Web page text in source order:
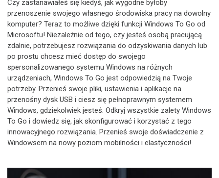
Czy zastanawiałeś się kiedyś, jak wygodne byłoby
przenoszenie swojego własnego środowiska pracy na dowolny
komputer? Teraz to możliwe dzięki funkcji Windows To Go od
Microsoftu! Niezależnie od tego, czy jesteś osobą pracującą
zdalnie, potrzebujesz rozwiązania do odzyskiwania danych lub
po prostu chcesz mieć dostęp do swojego
spersonalizowanego systemu Windows na różnych
urządzeniach, Windows To Go jest odpowiedzią na Twoje
potrzeby. Przenieś swoje pliki, ustawienia i aplikacje na
przenośny dysk USB i ciesz się pełnoprawnym systemem
Windows, gdziekolwiek jesteś. Odkryj wszystkie zalety Windows
To Go i dowiedz się, jak skonfigurować i korzystać z tego
innowacyjnego rozwiązania. Przenieś swoje doświadczenie z
Windowsem na nowy poziom mobilności i elastyczności!